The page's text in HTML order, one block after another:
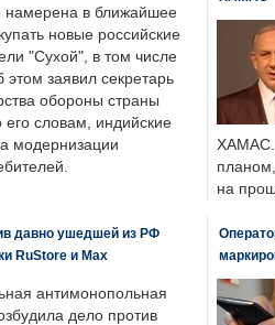
намерена в ближайшее
новые российские
"Сухой", в том числе
заявил секретарь
обороны страны
словам, индийские
модернизации
ХАМАС.
на
давно ушедшей из РФ
RuStore и Max
антимонопольная
дело против